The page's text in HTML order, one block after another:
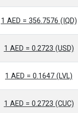
1 AED = 356.7576 (IQD)
1 AED = 0.2723 (USD)
1 AED = 0.1647 (LVL)
1 AED = 0.2723 (CUC)